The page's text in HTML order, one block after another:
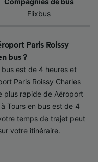
Flixbus
Paris Roissy
bus ?
est de 4 heures et
Paris Roissy Charles
plus rapide de Aéroport
Tours en bus est de 4
temps de trajet peut
votre itinéraire.
Publicités et
de